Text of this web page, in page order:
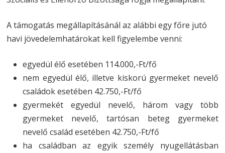
A támogatás megállapításánál az alábbi egy főre jutó
havi jövedelemhatárokat kell figyelembe venni:
egyedül élő esetében 114.000,-Ft/fő
nem egyedül élő, illetve kiskorú gyermeket nevelő
családok esetében 42.750,-Ft/fő
gyermekét egyedül nevelő, három vagy több
gyermeket nevelő, tartósan beteg gyermeket
nevelő család esetében 42.750,-Ft/fő
ha családban az egyik személy nyugellátásban